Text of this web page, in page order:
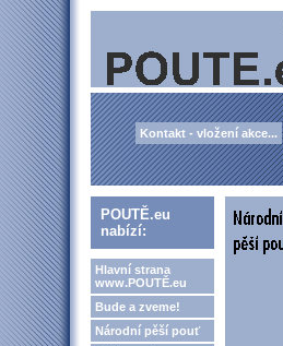
Kontakt - vložení akce...
POUTĚ.eu
nabízí:
Hlavní strana
www.POUTĚ.eu
Bude a zveme!
Národní pěší pouť